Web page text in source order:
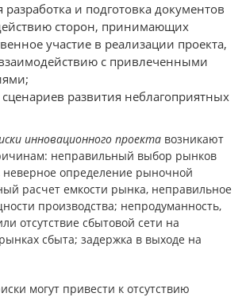
разработка и подготовка документов
сторон, принимающих
участие в реализации проекта,
с привлеченными
сценариев развития неблагоприятных
инновационного проекта возникают
неправильный выбор рынков
неверное определение рыночной
расчет емкости рынка, неправильное
производства; непродуманность,
отсутствие сбытовой сети на
сбыта; задержка в выходе на
могут привести к отсутствию